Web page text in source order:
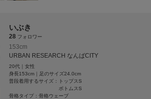
いぶき
28 フォロワー
153cm
URBAN RESEARCH なんばCITY
20代｜女性
身長153cm｜足のサイズ24.0cm
普段着用するサイズ：
トップスS
ボトムスS
骨格タイプ：骨格ウェーブ